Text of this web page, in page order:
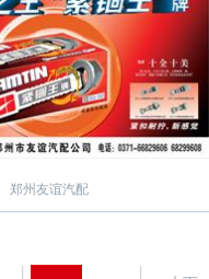
郑州友谊汽配